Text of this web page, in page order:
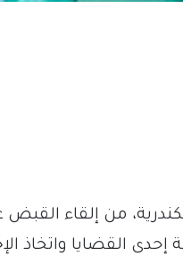
من إلقاء
القضايا واتخاذ